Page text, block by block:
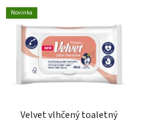
Novinka
Velvet vlhčený toaletný